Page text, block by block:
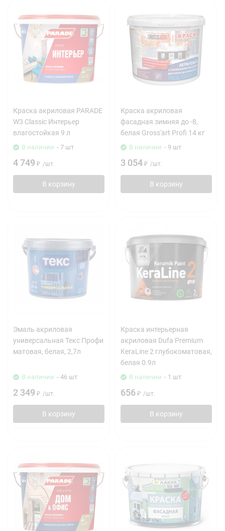
Краска акриловая PARADE
W3 Classic Интерьер
влагостойкая 9 л
В наличии - 7 шт
4 749 ₽ /шт.
В корзину
Краска акриловая
фасадная зимняя до -8,
белая Gross'art Profi 14 кг
В наличии - 9 шт
3 054 ₽ /шт.
В корзину
Эмаль акриловая
универсальная Текс Профи
матовая, белая, 2,7л
В наличии - 46 шт
2 349 ₽ /шт.
В корзину
Краска интерьерная
акриловая Dufa Premium
KeraLine 2 глубокоматовая,
белая 0.9л
В наличии - 1 шт
656 ₽ /шт.
В корзину